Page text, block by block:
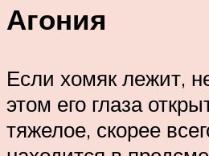
Агония
Если хомяк лежит,
этом его глаза
тяжелое, скорее